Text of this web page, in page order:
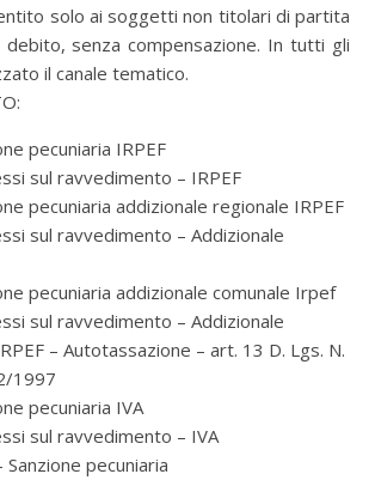
solo ai soggetti non titolari di partita
senza compensazione. In tutti gli
il canale tematico.
pecuniaria IRPEF
sul ravvedimento – IRPEF
pecuniaria addizionale regionale IRPEF
sul ravvedimento – Addizionale
pecuniaria addizionale comunale Irpef
sul ravvedimento – Addizionale
– Autotassazione – art. 13 D. Lgs. N.
1997
pecuniaria IVA
sul ravvedimento – IVA
Sanzione pecuniaria